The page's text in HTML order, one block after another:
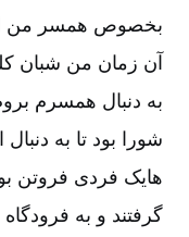
بخصوص همسر من
آن زمان من شبان
به دنبال همسرم
شورا بود تا به دنبال
هایک فردی فروتن
گرفتند و به